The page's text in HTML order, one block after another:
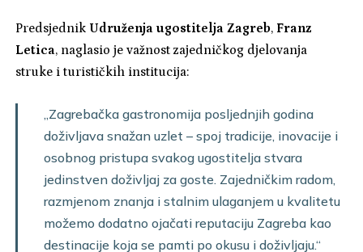
Predsjednik Udruženja ugostitelja Zagreb, Franz
Letica, naglasio je važnost zajedničkog djelovanja
struke i turističkih institucija:
„Zagrebačka gastronomija posljednjih godina
doživljava snažan uzlet – spoj tradicije, inovacije i
osobnog pristupa svakog ugostitelja stvara
jedinstven doživljaj za goste. Zajedničkim radom,
razmjenom znanja i stalnim ulaganjem u kvalitetu
možemo dodatno ojačati reputaciju Zagreba kao
destinacije koja se pamti po okusu i doživljaju.“